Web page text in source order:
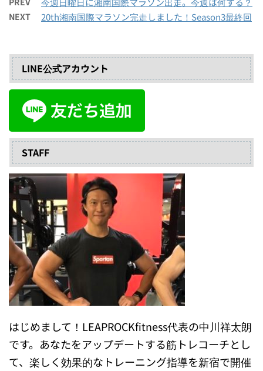
NEXT 20th湘南国際マラソン完走しました！Season3最終回
LINE公式アカウント
STAFF
はじめまして！LEAPROCKfitness代表の中川祥太朗
です。あなたをアップデートする筋トレコーチとし
て、楽しく効果的なトレーニング指導を新宿で開催